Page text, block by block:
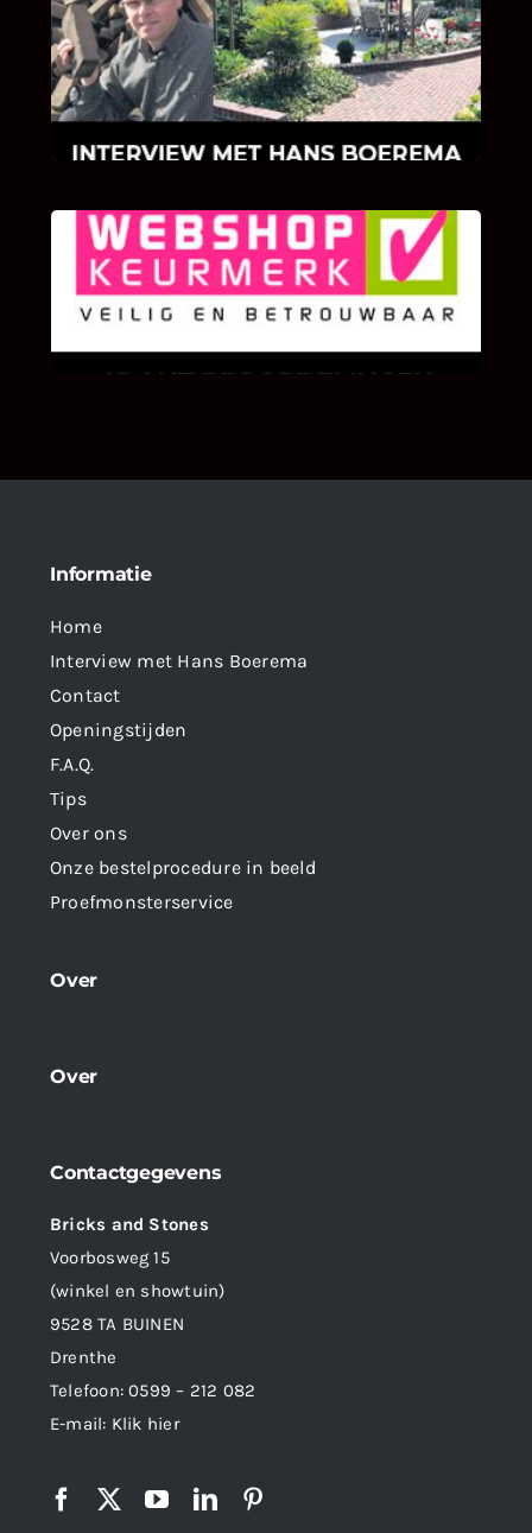
INTERVIEW MET HANS BOEREMA
Hoe Bricks and Stones ontstaan is en wat
Hans Boerema motiveert in de wereld van
klinkers en tegels!
KLANT BEOORDELINGEN
We zijn er zeer op gesteld om te weten wat u
als klant van ons en onze diensten vindt.
Informatie
Home
Interview met Hans Boerema
Contact
Openingstijden
F.A.Q.
Tips
Over ons
Onze bestelprocedure in beeld
Proefmonsterservice
Over
Over
Contactgegevens
Bricks and Stones
Voorbosweg 15
(winkel en showtuin)
9528 TA BUINEN
Drenthe
Telefoon:0599 – 212 082
E-mail: Klik hier